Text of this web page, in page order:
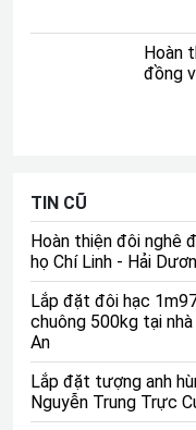
Hoàn
đồng
TIN CŨ
Hoàn thiện đôi nghê
họ Chí Linh - Hải
Lắp đặt đôi hạc
chuông 500kg tại
An
Lắp đặt tượng anh
Nguyễn Trung Trực